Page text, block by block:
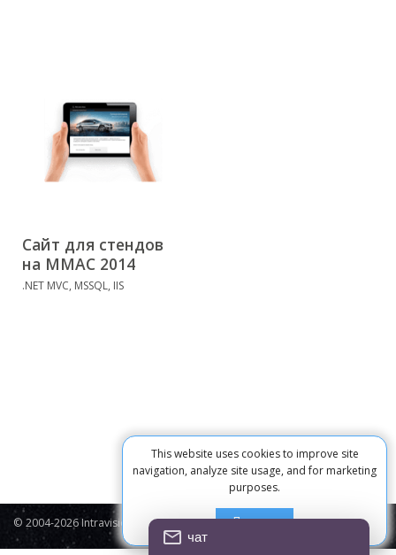
This website uses cookies to improve site
navigation, analyze site usage, and for marketing
purposes.
Принять
Сайт для стендов
на ММАС 2014
.NET MVC, MSSQL, IIS
© 2004-2026 Intravision Contacts
чат